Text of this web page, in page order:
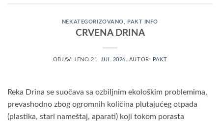
NEKATEGORIZOVANO PAKT INFO
CRVENA DRINA
OBJAVLJENO 21. JUL 2026. AUTOR: PAKT
Reka Drina se suočava sa ozbiljnim ekološkim problemima,
prevashodno zbog ogromnih količina plutajućeg otpada
(plastika, stari nameštaj, aparati) koji tokom porasta